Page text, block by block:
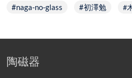
naga-no-glass
初澤勉
陶磁器